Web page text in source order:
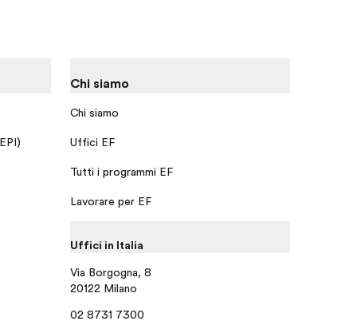
Chi siamo
Chi siamo
Uffici EF
Tutti i programmi EF
Lavorare per EF
Uffici in Italia
Via Borgogna, 8
20122 Milano
02 8731 7300